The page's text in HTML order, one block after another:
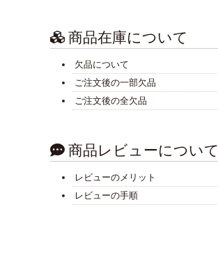
商品在庫について
欠品について
ご注文後の一部欠品
ご注文後の全欠品
商品レビューについて
レビューのメリット
レビューの手順